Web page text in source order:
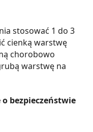
stosować 1 do 3
cienką warstwę
chorobowo
warstwę na
bezpieczeństwie